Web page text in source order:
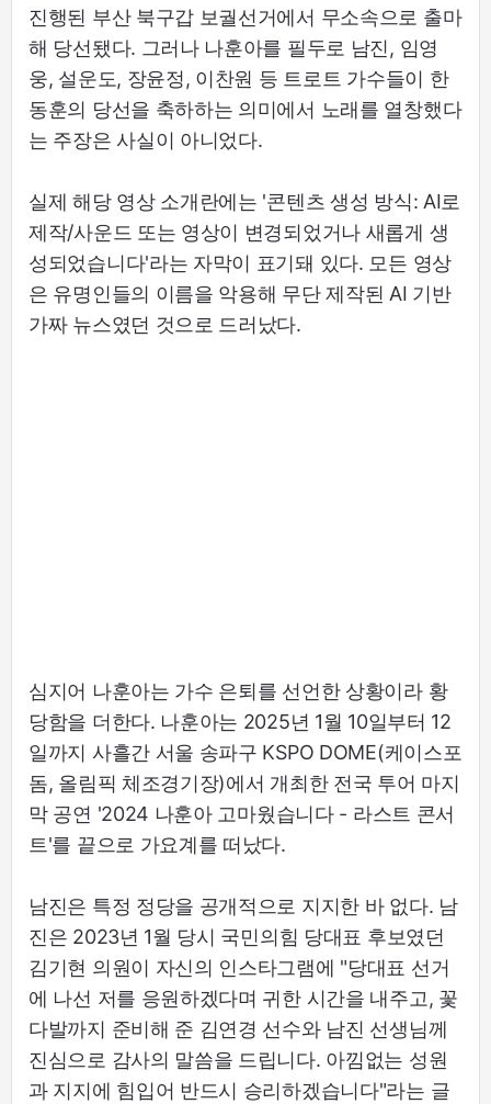
진행된 부산 북구갑 보궐선거에서 무소속으로 출마
해 당선됐다. 그러나 나훈아를 필두로 남진, 임영
웅, 설운도, 장윤정, 이찬원 등 트로트 가수들이 한
동훈의 당선을 축하하는 의미에서 노래를 열창했다
는 주장은 사실이 아니었다.
실제 해당 영상 소개란에는 '콘텐츠 생성 방식: AI로
제작/사운드 또는 영상이 변경되었거나 새롭게 생
성되었습니다'라는 자막이 표기돼 있다. 모든 영상
은 유명인들의 이름을 악용해 무단 제작된 AI 기반
가짜 뉴스였던 것으로 드러났다.
심지어 나훈아는 가수 은퇴를 선언한 상황이라 황
당함을 더한다. 나훈아는 2025년 1월 10일부터 12
일까지 사흘간 서울 송파구 KSPO DOME(케이스포
돔, 올림픽 체조경기장)에서 개최한 전국 투어 마지
막 공연 '2024 나훈아 고마웠습니다 - 라스트 콘서
트'를 끝으로 가요계를 떠났다.
남진은 특정 정당을 공개적으로 지지한 바 없다. 남
진은 2023년 1월 당시 국민의힘 당대표 후보였던
김기현 의원이 자신의 인스타그램에 "당대표 선거
에 나선 저를 응원하겠다며 귀한 시간을 내주고, 꽃
다발까지 준비해 준 김연경 선수와 남진 선생님께
진심으로 감사의 말씀을 드립니다. 아낌없는 성원
과 지지에 힘입어 반드시 승리하겠습니다"라는 글